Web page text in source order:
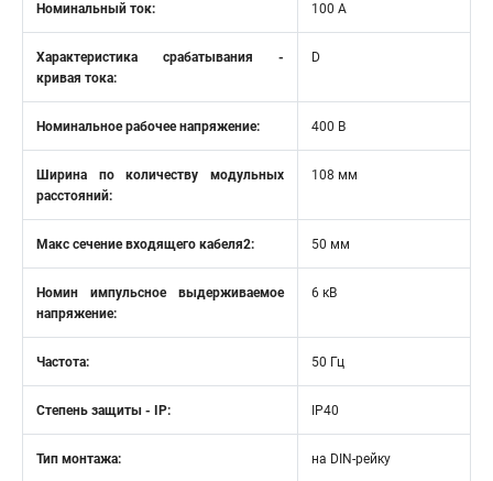
Номинальный ток: 100 А
Характеристика срабатывания -
кривая тока:
D
Номинальное рабочее напряжение: 400 В
Ширина по количеству модульных
расстояний:
108 мм
Макс сечение входящего кабеля2: 50 мм
Номин импульсное выдерживаемое
напряжение:
6 кВ
Частота: 50 Гц
Степень защиты - IP: IP40
Тип монтажа: на DIN-рейку